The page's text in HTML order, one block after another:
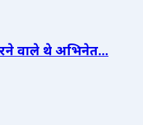
वाले थे अभिनेत...